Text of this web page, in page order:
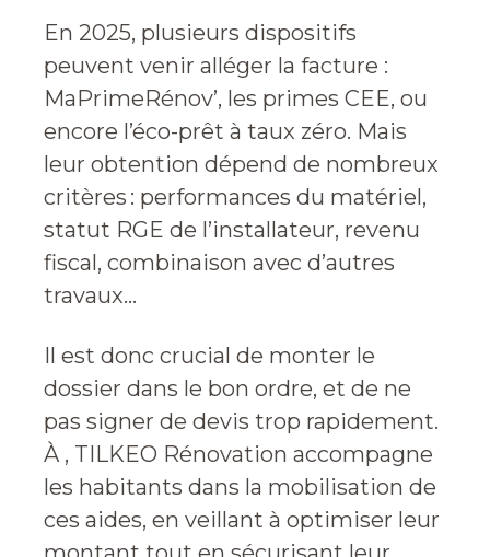
En 2025, plusieurs dispositifs
peuvent venir alléger la facture :
MaPrimeRénov’, les primes CEE, ou
encore l’éco-prêt à taux zéro. Mais
leur obtention dépend de nombreux
critères : performances du matériel,
statut RGE de l’installateur, revenu
fiscal, combinaison avec d’autres
travaux…
Il est donc crucial de monter le
dossier dans le bon ordre, et de ne
pas signer de devis trop rapidement.
À , TILKEO Rénovation accompagne
les habitants dans la mobilisation de
ces aides, en veillant à optimiser leur